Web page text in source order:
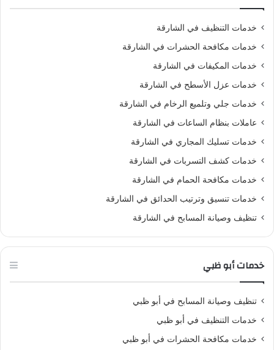
خدمات التنظيف في الشارقة
خدمات مكافحة الحشرات في الشارقة
خدمات المكيفات في الشارقة
خدمات عزل الأسطح في الشارقة
خدمات جلي وتلميع الرخام في الشارقة
عاملات بنظام الساعات في الشارقة
خدمات تسليك المجاري في الشارقة
خدمات كشف التسربات في الشارقة
خدمات مكافحة الحمام في الشارقة
خدمات تنسيق وترتيب الحدائق في الشارقة
تنظيف وصيانة المسابح في الشارقة
خدمات أبو ظبي
تنظيف وصيانة المسابح في أبو ظبي
خدمات التنظيف في أبو ظبي
خدمات مكافحة الحشرات في أبو ظبي